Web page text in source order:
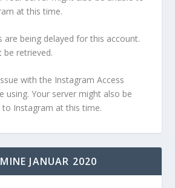
at this time.
are being delayed for this account.
be retrieved.
with the Instagram Access
using. Your server might also be
Instagram at this time.
JANUAR 2020